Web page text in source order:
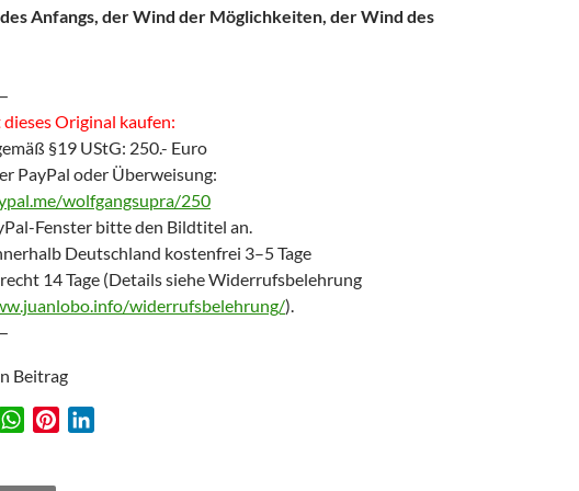
Anfangs, der Wind der Möglichkeiten, der Wind des
Original kaufen:
§19 UStG: 250.- Euro
PayPal oder Überweisung:
wolfgangsupra/250
Fenster bitte den Bildtitel an.
Deutschland kostenfrei 3–5 Tage
14 Tage (Details siehe Widerrufsbelehrung
widerrufsbelehrung/).
Beitrag
W